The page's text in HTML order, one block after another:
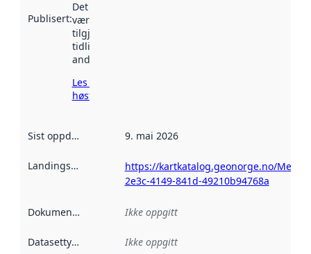
Publisert:
Det kan ha
vært
tilgjengelig
tidligere
andre steder.
Les mer om
høsting her
Sist oppdatert 9. mai 2026
Landingsside
https://kartkatalog.geonorge.no/
2e3c-4149-841d-49210b94768a
Dokumentasjon Ikke oppgitt
Datasettype Ikke oppgitt